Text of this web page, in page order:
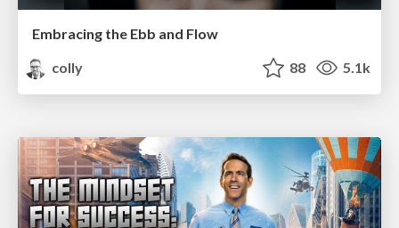
Embracing the Ebb and Flow
colly
88 5.1k